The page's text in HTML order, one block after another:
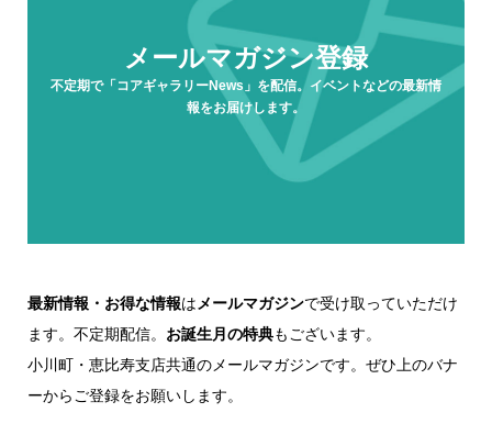
メールマガジン登録
不定期で「コアギャラリーNews」を配信。イベントなどの最新情
報をお届けします。
最新情報・お得な情報は メールマガジンで受け取っていただけ
ます。不定期配信。 お誕生月の特典もございます。
小川町・恵比寿支店共通のメールマガジンです。ぜひ上のバナ
ーからご登録をお願いします。